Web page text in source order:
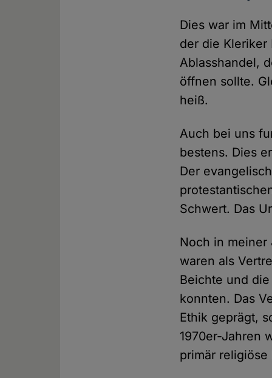
Dies war im
der die Kleriker
Ablasshandel,
öffnen sollte.
heiß.
Auch bei uns
bestens. Dies
Der
Schwert. Das
Noch in
waren als
Beichte und
konnten. Das
Ethik geprägt,
1970er-Jahren
primär